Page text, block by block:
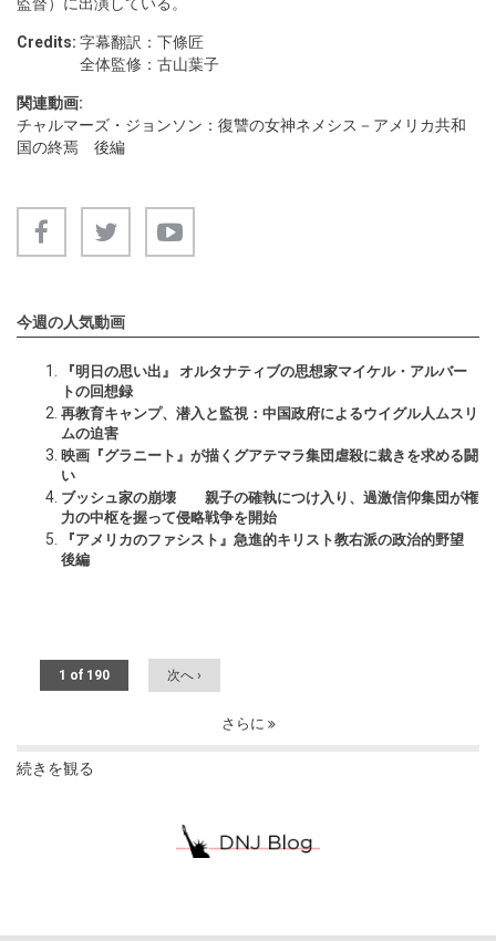
Credits: 字幕翻訳：下條匠
全体監修：古山葉子
関連動画:
チャルマーズ・ジョンソン：復讐の女神ネメシス－アメリカ共和
国の終焉 後編
今週の人気動画
『明日の思い出』 オルタナティブの思想家マイケル・アルバー
トの回想録
再教育キャンプ、潜入と監視：中国政府によるウイグル人ムスリ
ムの迫害
映画『グラニート』が描くグアテマラ集団虐殺に裁きを求める闘
い
ブッシュ家の崩壊 親子の確執につけ入り、過激信仰集団が権
力の中枢を握って侵略戦争を開始
『アメリカのファシスト』急進的キリスト教右派の政治的野望
後編
1 of 190 次へ ›
さらに
続きを観る